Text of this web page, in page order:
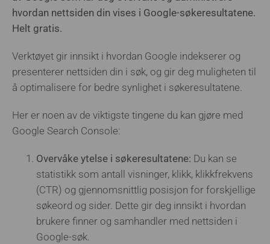
hvordan nettsiden din vises i Google-søkeresultatene.
Helt gratis.
Verktøyet gir innsikt i hvordan Google indekserer og
presenterer nettsiden din i søk, og gir deg muligheten til
å optimalisere for bedre synlighet i søkeresultatene.
Her er noen av de viktigste tingene du kan gjøre med
Google Search Console:
Overvåke ytelse i søkeresultatene: Du kan se
statistikk som antall visninger, klikk, klikkfrekvens
(CTR) og gjennomsnittlig posisjon for forskjellige
søkeord og sider. Dette gir deg innsikt i hvordan
brukere finner og samhandler med nettsiden i
Google-søk.